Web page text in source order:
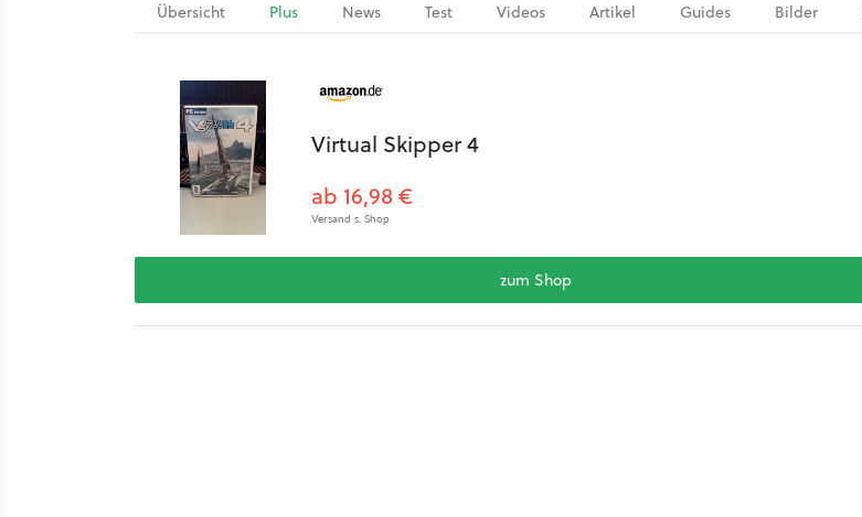
Übersicht Plus News Test Videos Artikel Guides Bilder
Virtual Skipper 4
ab 16,98 €
Versand s. Shop
zum Shop